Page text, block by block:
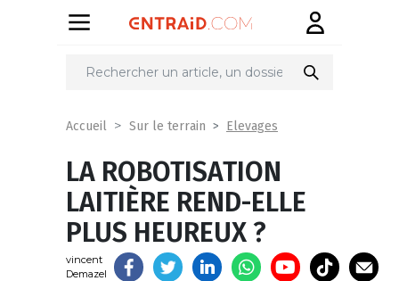
Partager
Accueil Sur le terrain Elevages
LA ROBOTISATION
LAITIÈRE REND-ELLE
PLUS HEUREUX ?
vincent
Demazel